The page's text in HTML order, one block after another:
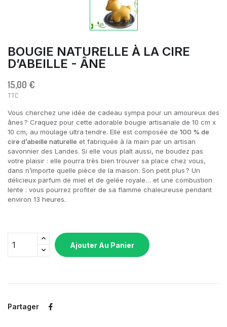
BOUGIE NATURELLE À LA CIRE
D’ABEILLE - ÂNE
15,00 €
TTC
Vous cherchez une idée de cadeau sympa pour un amoureux des
ânes ? Craquez pour cette adorable bougie artisanale de 10 cm x
10 cm, au moulage ultra tendre. Elle est composée de 100 % de
cire d’abeille naturelle et fabriquée à la main par un artisan
savonnier des Landes. Si elle vous plaît aussi, ne boudez pas
votre plaisir : elle pourra très bien trouver sa place chez vous,
dans n’importe quelle pièce de la maison. Son petit plus ? Un
délicieux parfum de miel et de gelée royale… et une combustion
lente : vous pourrez profiter de sa flamme chaleureuse pendant
environ 13 heures.
Ajouter Au Panier
Partager